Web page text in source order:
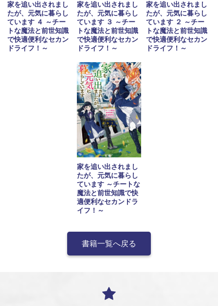
家を追い出されまし
たが、元気に暮らし
ています ４ ～チー
トな魔法と前世知識
で快適便利なセカン
ドライフ！～
家を追い出されまし
たが、元気に暮らし
ています ３ ～チー
トな魔法と前世知識
で快適便利なセカン
ドライフ！～
家を追い出されまし
たが、元気に暮らし
ています ２ ～チー
トな魔法と前世知識
で快適便利なセカン
ドライフ！～
家を追い出されまし
たが、元気に暮らし
ています ～チートな
魔法と前世知識で快
適便利なセカンドラ
イフ！～
書籍一覧へ戻る